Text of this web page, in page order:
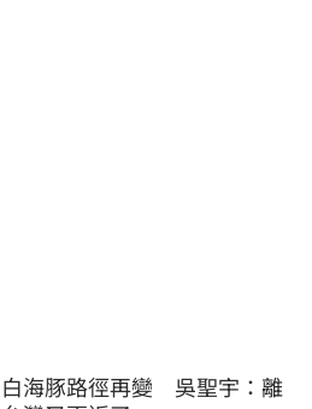
白海豚路徑再變　吳聖宇：離